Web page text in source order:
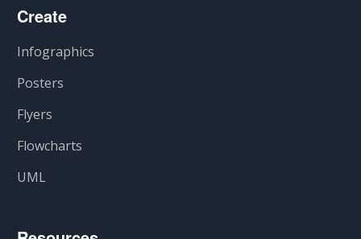
Create
Infographics
Posters
Flyers
Flowcharts
UML